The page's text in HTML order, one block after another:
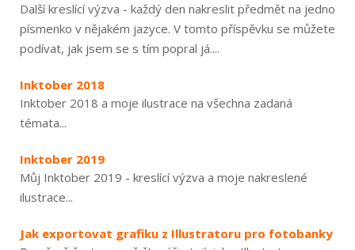
Další kreslící výzva - každý den nakreslit předmět na jedno
písmenko v nějakém jazyce. V tomto příspěvku se můžete
podívat, jak jsem se s tím popral já....
Inktober 2018
Inktober 2018 a moje ilustrace na všechna zadaná
témata...
Inktober 2019
Můj Inktober 2019 - kreslící výzva a moje nakreslené
ilustrace...
Jak exportovat grafiku z Illustratoru pro fotobanky